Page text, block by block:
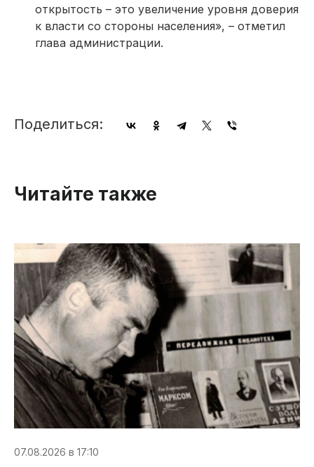
открытость – это увеличение уровня доверия
к власти со стороны населения», – отметил
глава администрации.
Поделиться:
Читайте также
07.08.2026 в 17:10